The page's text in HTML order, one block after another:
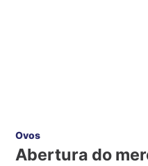
Ovos
Abertura do